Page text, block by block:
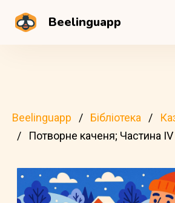
Beelinguapp
Beelinguapp Бібліотека
Потворне каченя; Частина IV